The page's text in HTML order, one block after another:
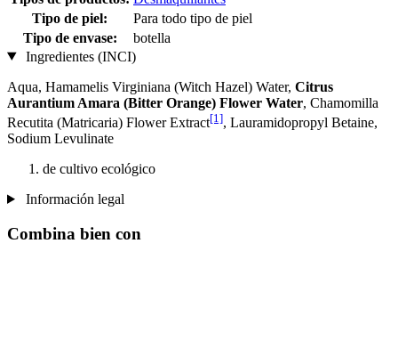
Tipo de piel:
Para todo tipo de piel
Tipo de envase:
botella
Ingredientes (INCI)
Aqua, Hamamelis Virginiana (Witch Hazel) Water, Citrus
Aurantium Amara (Bitter Orange) Flower Water, Chamomilla
Recutita (Matricaria) Flower Extract[1], Lauramidopropyl Betaine,
Sodium Levulinate
de cultivo ecológico
Información legal
Combina bien con